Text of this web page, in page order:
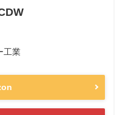
工業